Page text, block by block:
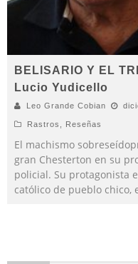
BELISARIO Y EL
Lucio Yudicello
Leo Grande Cobian
Rastros Reseñas
El machismo
gran Chesterton en su
policial. Su protagonista
católico de pueblo chico,